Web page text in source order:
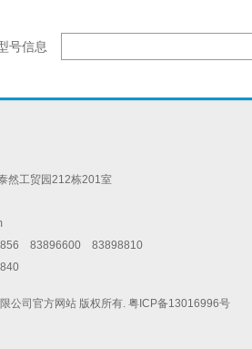
号信息
然工贸园212栋201室
83896600 83898810
公司官方网站 版权所有. 粤ICP备13016996号